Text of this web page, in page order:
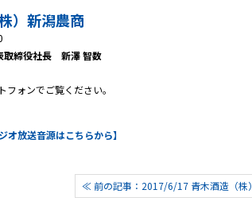
）新潟農商
取締役社長 新澤 智数
ォンでご覧ください。
放送音源はこちらから】
≪ 前の記事：2017/6/17 青木酒造（株）